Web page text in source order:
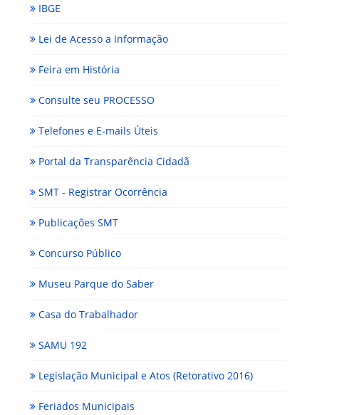
IBGE
Lei de Acesso a Informação
Feira em História
Consulte seu PROCESSO
Telefones e E-mails Úteis
Portal da Transparência Cidadã
SMT - Registrar Ocorrência
Publicações SMT
Concurso Público
Museu Parque do Saber
Casa do Trabalhador
SAMU 192
Legislação Municipal e Atos (Retorativo 2016)
Feriados Municipais